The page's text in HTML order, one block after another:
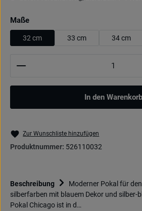
Maßeauswählen
32 cm 33 cm 34 cm
Produkt Anzahl: Gib den
In den Warenkorb
Zur Wunschliste hinzufügen
Produktnummer: 526110032
Beschreibung
Moderner Pokal für
silberfarben mit blauem Dekor und silber-
Pokal Chicago ist in d…